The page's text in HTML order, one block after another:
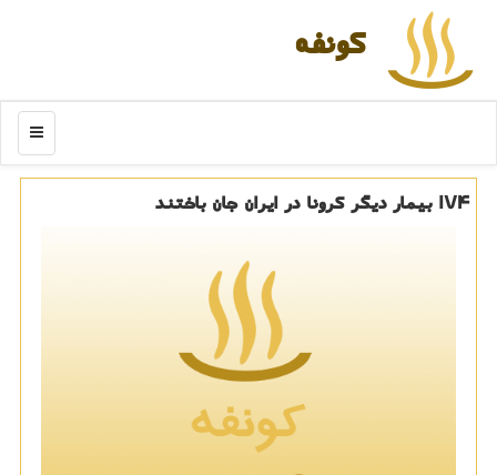
كونفه
منو
۱۷۴ بیمار دیگر كرونا در ایران جان باختند